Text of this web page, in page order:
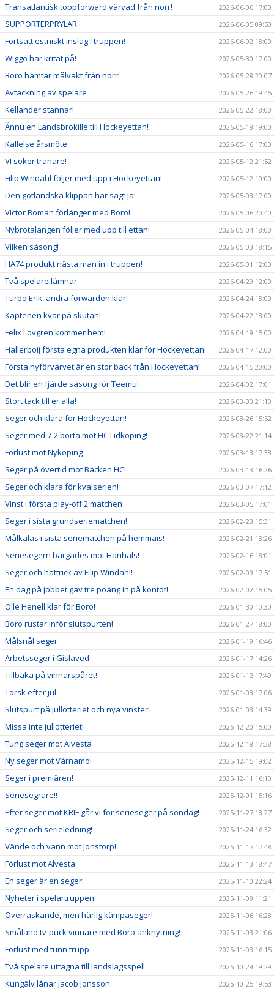
Transatlantisk toppforward värvad från norr! 2026-06-06 17:00
SUPPORTERPRYLAR 2026-06-05 09:50
Fortsatt estniskt inslag i truppen! 2026-06-02 18:00
Wiggo har kritat på! 2026-05-30 17:00
Boro hämtar målvakt från norr! 2026-05-28 20:07
Avtackning av spelare 2026-05-26 19:45
Kellander stannar! 2026-05-22 18:00
Ännu en Landsbrokille till Hockeyettan! 2026-05-18 19:00
Kallelse årsmöte 2026-05-16 17:00
VI söker tränare! 2026-05-12 21:52
Filip Windahl följer med upp i Hockeyettan! 2026-05-12 10:00
Den gotländska klippan har sagt ja! 2026-05-08 17:00
Victor Boman förlänger med Boro! 2026-05-06 20:40
Nybrotalangen följer med upp till ettan! 2026-05-04 18:00
Vilken säsong! 2026-05-03 18:15
HA74 produkt nästa man in i truppen! 2026-05-01 12:00
Två spelare lämnar 2026-04-29 12:00
Turbo Erik, andra forwarden klar! 2026-04-24 18:00
Kaptenen kvar på skutan! 2026-04-22 18:00
Felix Lövgren kommer hem! 2026-04-19 15:00
Hallerboij första egna produkten klar för Hockeyettan! 2026-04-17 12:00
Första nyförvärvet är en stor back från Hockeyettan! 2026-04-15 20:00
Det blir en fjärde säsong för Teemu! 2026-04-02 17:01
Stort tack till er alla! 2026-03-30 21:10
Seger och klara för Hockeyettan! 2026-03-26 15:52
Seger med 7-2 borta mot HC Lidköping! 2026-03-22 21:14
Förlust mot Nyköping 2026-03-18 17:38
Seger på övertid mot Bäcken HC! 2026-03-13 16:26
Seger och klara för kvalserien! 2026-03-07 17:12
Vinst i första play-off 2 matchen 2026-03-05 17:01
Seger i sista grundseriematchen! 2026-02-23 15:31
Målkalas i sista seriematchen på hemmais! 2026-02-21 13:26
Seriesegern bärgades mot Hanhals! 2026-02-16 18:01
Seger och hattrick av Filip Windahl! 2026-02-09 17:51
En dag på jobbet gav tre poäng in på kontot! 2026-02-02 15:05
Olle Henell klar för Boro! 2026-01-30 10:30
Boro rustar inför slutspurten! 2026-01-27 18:00
Målsnål seger 2026-01-19 16:46
Arbetsseger i Gislaved 2026-01-17 14:26
Tillbaka på vinnarspåret! 2026-01-12 17:49
Torsk efter jul 2026-01-08 17:06
Slutspurt på jullotteriet och nya vinster! 2026-01-03 14:39
Missa inte jullotteriet! 2025-12-20 15:00
Tung seger mot Alvesta 2025-12-18 17:38
Ny seger mot Värnamo! 2025-12-15 19:02
Seger i premiären! 2025-12-11 16:10
Seriesegrare!! 2025-12-01 15:16
Efter seger mot KRIF går vi för serieseger på söndag! 2025-11-27 18:27
Seger och serieledning! 2025-11-24 16:32
Vände och vann mot Jonstorp! 2025-11-17 17:48
Förlust mot Alvesta 2025-11-13 18:47
En seger är en seger! 2025-11-10 22:24
Nyheter i spelartruppen! 2025-11-09 11:21
Överraskande, men härlig kämpaseger! 2025-11-06 16:28
Småland tv-puck vinnare med Boro anknytning! 2025-11-03 21:06
Förlust med tunn trupp 2025-11-03 16:15
Två spelare uttagna till landslagsspel! 2025-10-29 19:29
Kungälv lånar Jacob Jonsson. 2025-10-25 19:53